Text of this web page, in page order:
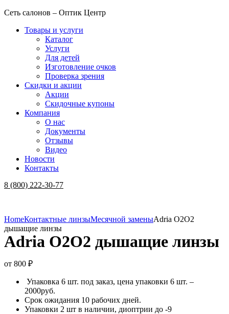
Сеть салонов – Оптик Центр
Товары и услуги
Каталог
Услуги
Для детей
Изготовление очков
Проверка зрения
Скидки и акции
Акции
Скидочные купоны
Компания
О нас
Документы
Отзывы
Видео
Новости
Контакты
Menu
8 (800) 222-30-77
HomeКонтактные линзыМесячной заменыAdria O2O2
дышащие линзы
Adria O2O2 дышащие линзы
от 800 ₽
Упаковка 6 шт. под заказ, цена упаковки 6 шт. –
2000руб.
Срок ожидания 10 рабочих дней.
Упаковки 2 шт в наличии, диоптрии до -9